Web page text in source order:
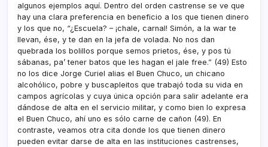
algunos ejemplos aquí­. Dentro del orden castrense se ve que
hay una clara preferencia en beneficio a los que tienen dinero
y los que no, “¿Escuela? – ¡chale, carnal! Simón, a la war te
llevan, ése, y te dan en la jefa de volada. No nos dan
quebrada los bolillos porque semos prietos, ése, y pos tú
sábanas, pa’ tener batos que les hagan el jale free.” (49) Esto
no los dice Jorge Curiel alias el Buen Chuco, un chicano
alcohólico, pobre y buscapleitos que trabajó toda su vida en
campos agrí­colas y cuya única opción para salir adelante era
dándose de alta en el servicio militar, y como bien lo expresa
el Buen Chuco, ahí­ uno es sólo carne de cañon (49). En
contraste, veamos otra cita donde los que tienen dinero
pueden evitar darse de alta en las instituciones castrenses,